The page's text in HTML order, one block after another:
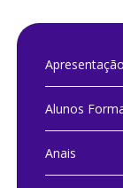
Apresentação
Alunos
Anais